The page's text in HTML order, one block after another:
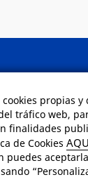
propias
tráfico web,
finalidades
de Cookies
puedes
compra